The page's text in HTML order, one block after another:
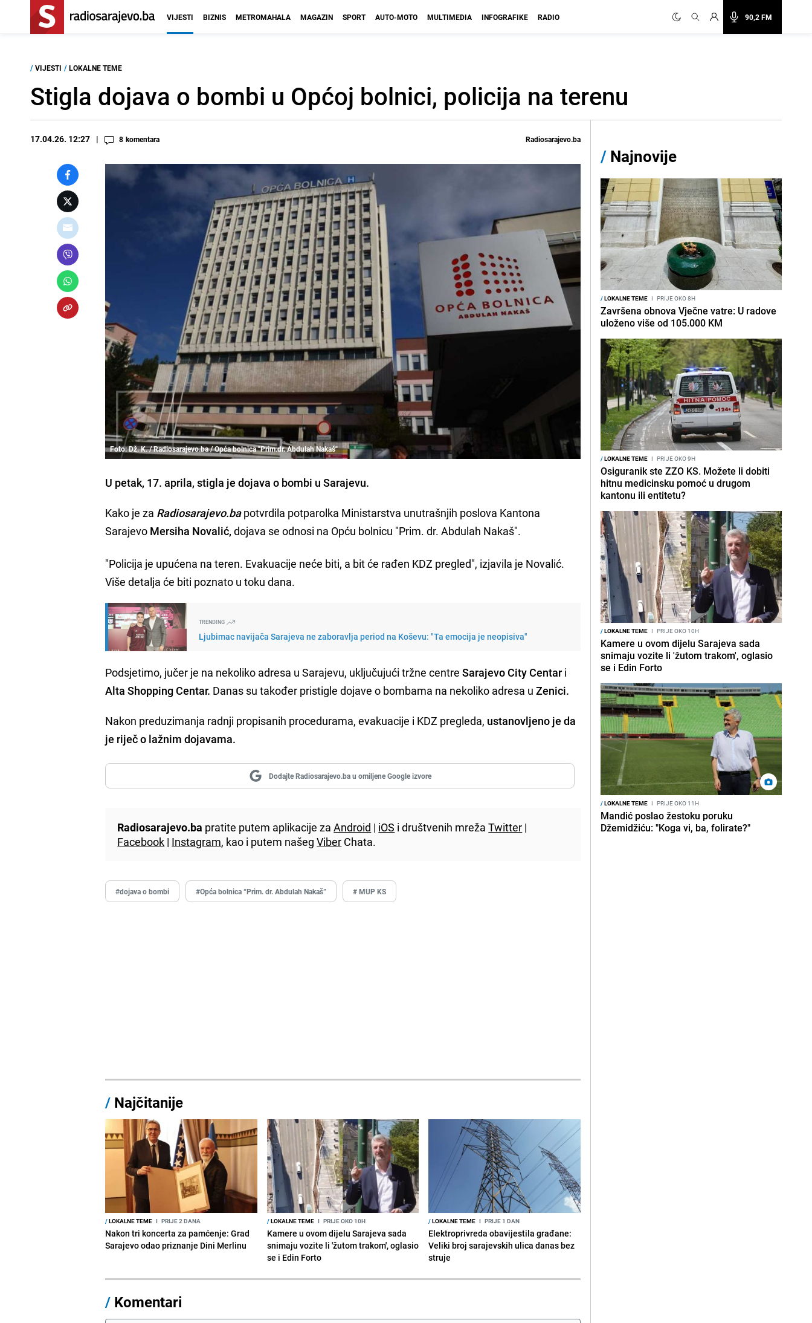
90,2 FM
VIJESTI BIZNIS METROMAHALA MAGAZIN SPORT AUTO-MOTO MULTIMEDIA INFOGRAFIKE RADIO
/ VIJESTI / LOKALNE TEME
Stigla dojava o bombi u Općoj bolnici, policija na terenu
17.04.26. 12:27 8 komentara Radiosarajevo.ba
Foto: Dž. K. / Radiosarajevo.ba / Opća bolnica "Prim.dr. Abdulah Nakaš"
U petak, 17. aprila, stigla je dojava o bombi u Sarajevu.
Kako je za Radiosarajevo.bapotvrdila potparolka Ministarstva unutrašnjih poslova Kantona
Sarajevo Mersiha Novalić, dojava se odnosi na Opću bolnicu "Prim. dr. Abdulah Nakaš".
"Policija je upućena na teren. Evakuacije neće biti, a bit će rađen KDZ pregled", izjavila je Novalić.
Više detalja će biti poznato u toku dana.
TRENDING
Ljubimac navijača Sarajeva ne zaboravlja period na Koševu: "Ta emocija je neopisiva"
Podsjetimo, jučer je na nekoliko adresa u Sarajevu, uključujući tržne centreSarajevo City Centar i
Alta Shopping Centar. Danas su također pristigle dojave o bombama na nekoliko adresa uZenici.
Nakon preduzimanja radnji propisanih procedurama, evakuacije i KDZ pregleda, ustanovljeno je da
je riječ o lažnim dojavama.
Dodajte Radiosarajevo.ba u omiljene Google izvore
Radiosarajevo.ba pratite putem aplikacije zaAndroid | iOS i društvenih mrežaTwitter |
Facebook | Instagram, kao i putem našegViber Chata.
#dojava o bombi #Opća bolnica “Prim. dr. Abdulah Nakaš” # MUP KS
/ Najčitanije
/LOKALNE TEME I PRIJE 2 DANA
Nakon tri koncerta za pamćenje: Grad
Sarajevo odao priznanje Dini Merlinu
/LOKALNE TEME I PRIJE OKO 10H
Kamere u ovom dijelu Sarajeva sada
snimaju vozite li 'žutom trakom', oglasio
se i Edin Forto
/LOKALNE TEME I PRIJE 1 DAN
Elektroprivreda obavijestila građane:
Veliki broj sarajevskih ulica danas bez
struje
/ Komentari
/ Najnovije
/LOKALNE TEME I PRIJE OKO 8H
Završena obnova Vječne vatre: U radove
uloženo više od 105.000 KM
/LOKALNE TEME I PRIJE OKO 9H
Osiguranik ste ZZO KS. Možete li dobiti
hitnu medicinsku pomoć u drugom
kantonu ili entitetu?
/LOKALNE TEME I PRIJE OKO 10H
Kamere u ovom dijelu Sarajeva sada
snimaju vozite li 'žutom trakom', oglasio
se i Edin Forto
/LOKALNE TEME I PRIJE OKO 11H
Mandić poslao žestoku poruku
Džemidžiću: "Koga vi, ba, folirate?"